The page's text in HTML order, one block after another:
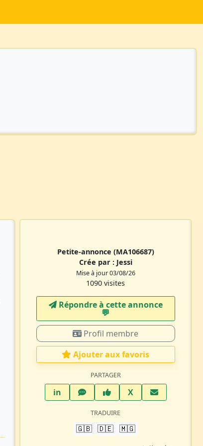
Petite-annonce (MA106687)
Crée par : Jessi
Mise à jour 03/08/26
1090 visites
Répondre à cette annonce
💬​
Profil membre
Ajouter aux favoris
PARTAGER
inLinkedInWhatsAppFacebook
XTwitter X
TRADUIRE
🇬🇧 🇩🇪 🇲🇬